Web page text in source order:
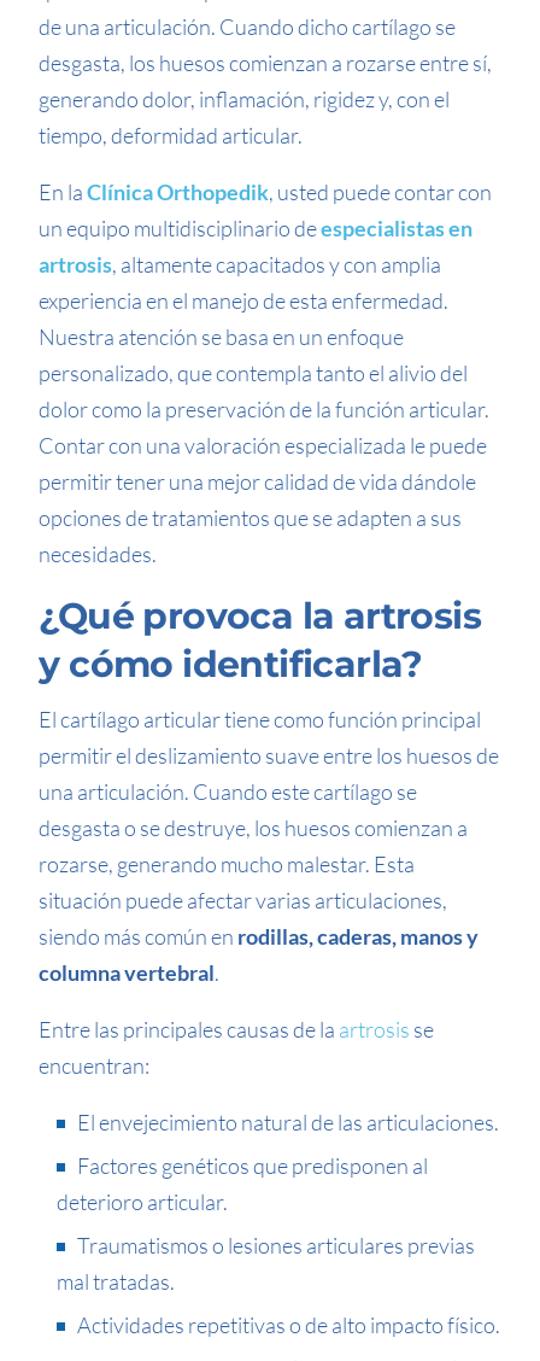
de una articulación. Cuando dicho cartílago se
desgasta, los huesos comienzan a rozarse entre sí,
generando dolor, inflamación, rigidez y, con el
tiempo, deformidad articular.
En laClínica Orthopedik, usted puede contar con
un equipo multidisciplinario deespecialistas en
artrosis, altamente capacitados y con amplia
experiencia en el manejo de esta enfermedad.
Nuestra atención se basa en un enfoque
personalizado, que contempla tanto el alivio del
dolor como la preservación de la función articular.
Contar con una valoración especializada le puede
permitir tener una mejor calidad de vida dándole
opciones de tratamientos que se adapten a sus
necesidades.
¿Qué provoca la artrosis
y cómo identificarla?
El cartílago articular tiene como función principal
permitir el deslizamiento suave entre los huesos de
una articulación. Cuando este cartílago se
desgasta o se destruye, los huesos comienzan a
rozarse, generando mucho malestar. Esta
situación puede afectar varias articulaciones,
siendo más común en rodillas, caderas, manos y
columna vertebral.
Entre las principales causas de la artrosis se
encuentran:
El envejecimiento natural de las articulaciones.
Factores genéticos que predisponen al
deterioro articular.
Traumatismos o lesiones articulares previas
mal tratadas.
Actividades repetitivas o de alto impacto físico.